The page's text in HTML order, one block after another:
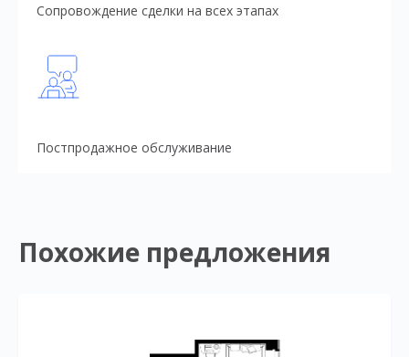
Сопровождение сделки на всех этапах
Постпродажное обслуживание
Похожие предложения